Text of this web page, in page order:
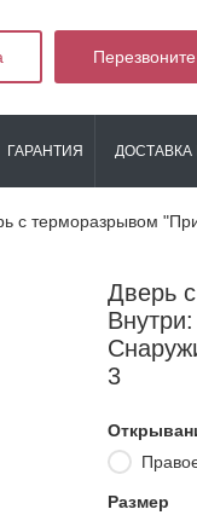
ГАРАНТИЯ ДОСТАВКА
с терморазрывом
Дверь
3
Размер